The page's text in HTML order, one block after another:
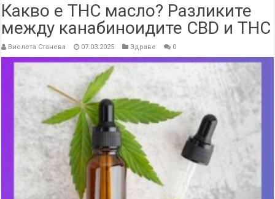
Какво е THC масло? Разликите
между канабиноидите CBD и THC
Виолета Станева 07.03.2025 Здраве 0